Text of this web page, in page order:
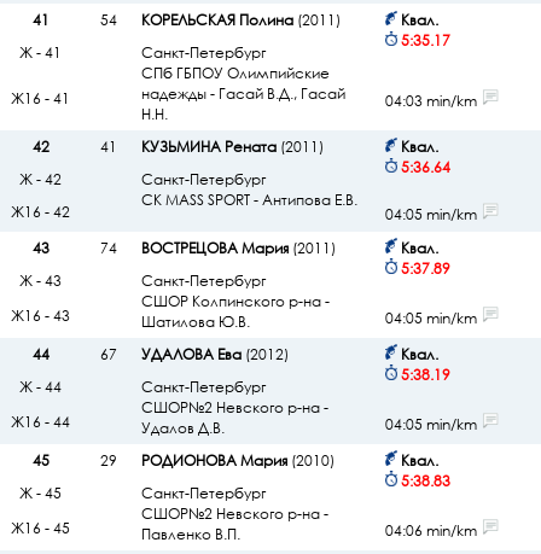
41
54 КОРЕЛЬСКАЯ Полина(2011)
Санкт-Петербург
СПб ГБПОУ Олимпийские
надежды - Гасай В.Д., Гасай
Н.Н.
Квал.
5:35.17
Ж - 41
Ж16 - 41 04:03 min/km
42 41 КУЗЬМИНА Рената(2011)
Санкт-Петербург
СК MASS SPORT - Антипова Е.В.
Квал.
5:36.64
Ж - 42
Ж16 - 42
04:05 min/km
43
74 ВОСТРЕЦОВА Мария(2011)
Санкт-Петербург
СШОР Колпинского р-на -
Шатилова Ю.В.
Квал.
5:37.89
Ж - 43
Ж16 - 43
04:05 min/km
44
67 УДАЛОВА Ева(2012)
Санкт-Петербург
СШОР№2 Невского р-на -
Удалов Д.В.
Квал.
5:38.19
Ж - 44
Ж16 - 44
04:05 min/km
45
29 РОДИОНОВА Мария(2010)
Санкт-Петербург
СШОР№2 Невского р-на -
Павленко В.П.
Квал.
5:38.83
Ж - 45
Ж16 - 45
04:06 min/km